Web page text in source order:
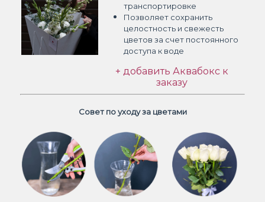
транспортировке
Позволяет сохранить
целостность и свежесть
цветов за счет постоянного
доступа к воде
+ добавить Аквабокс к
заказу
Совет по уходу за цветами